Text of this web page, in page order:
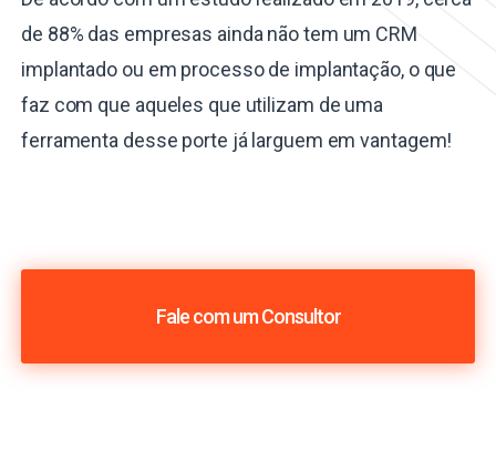
de 88% das empresas ainda não tem um CRM
implantado ou em processo de implantação, o que
faz com que aqueles que utilizam de uma
ferramenta desse porte já larguem em vantagem!
Fale com um Consultor